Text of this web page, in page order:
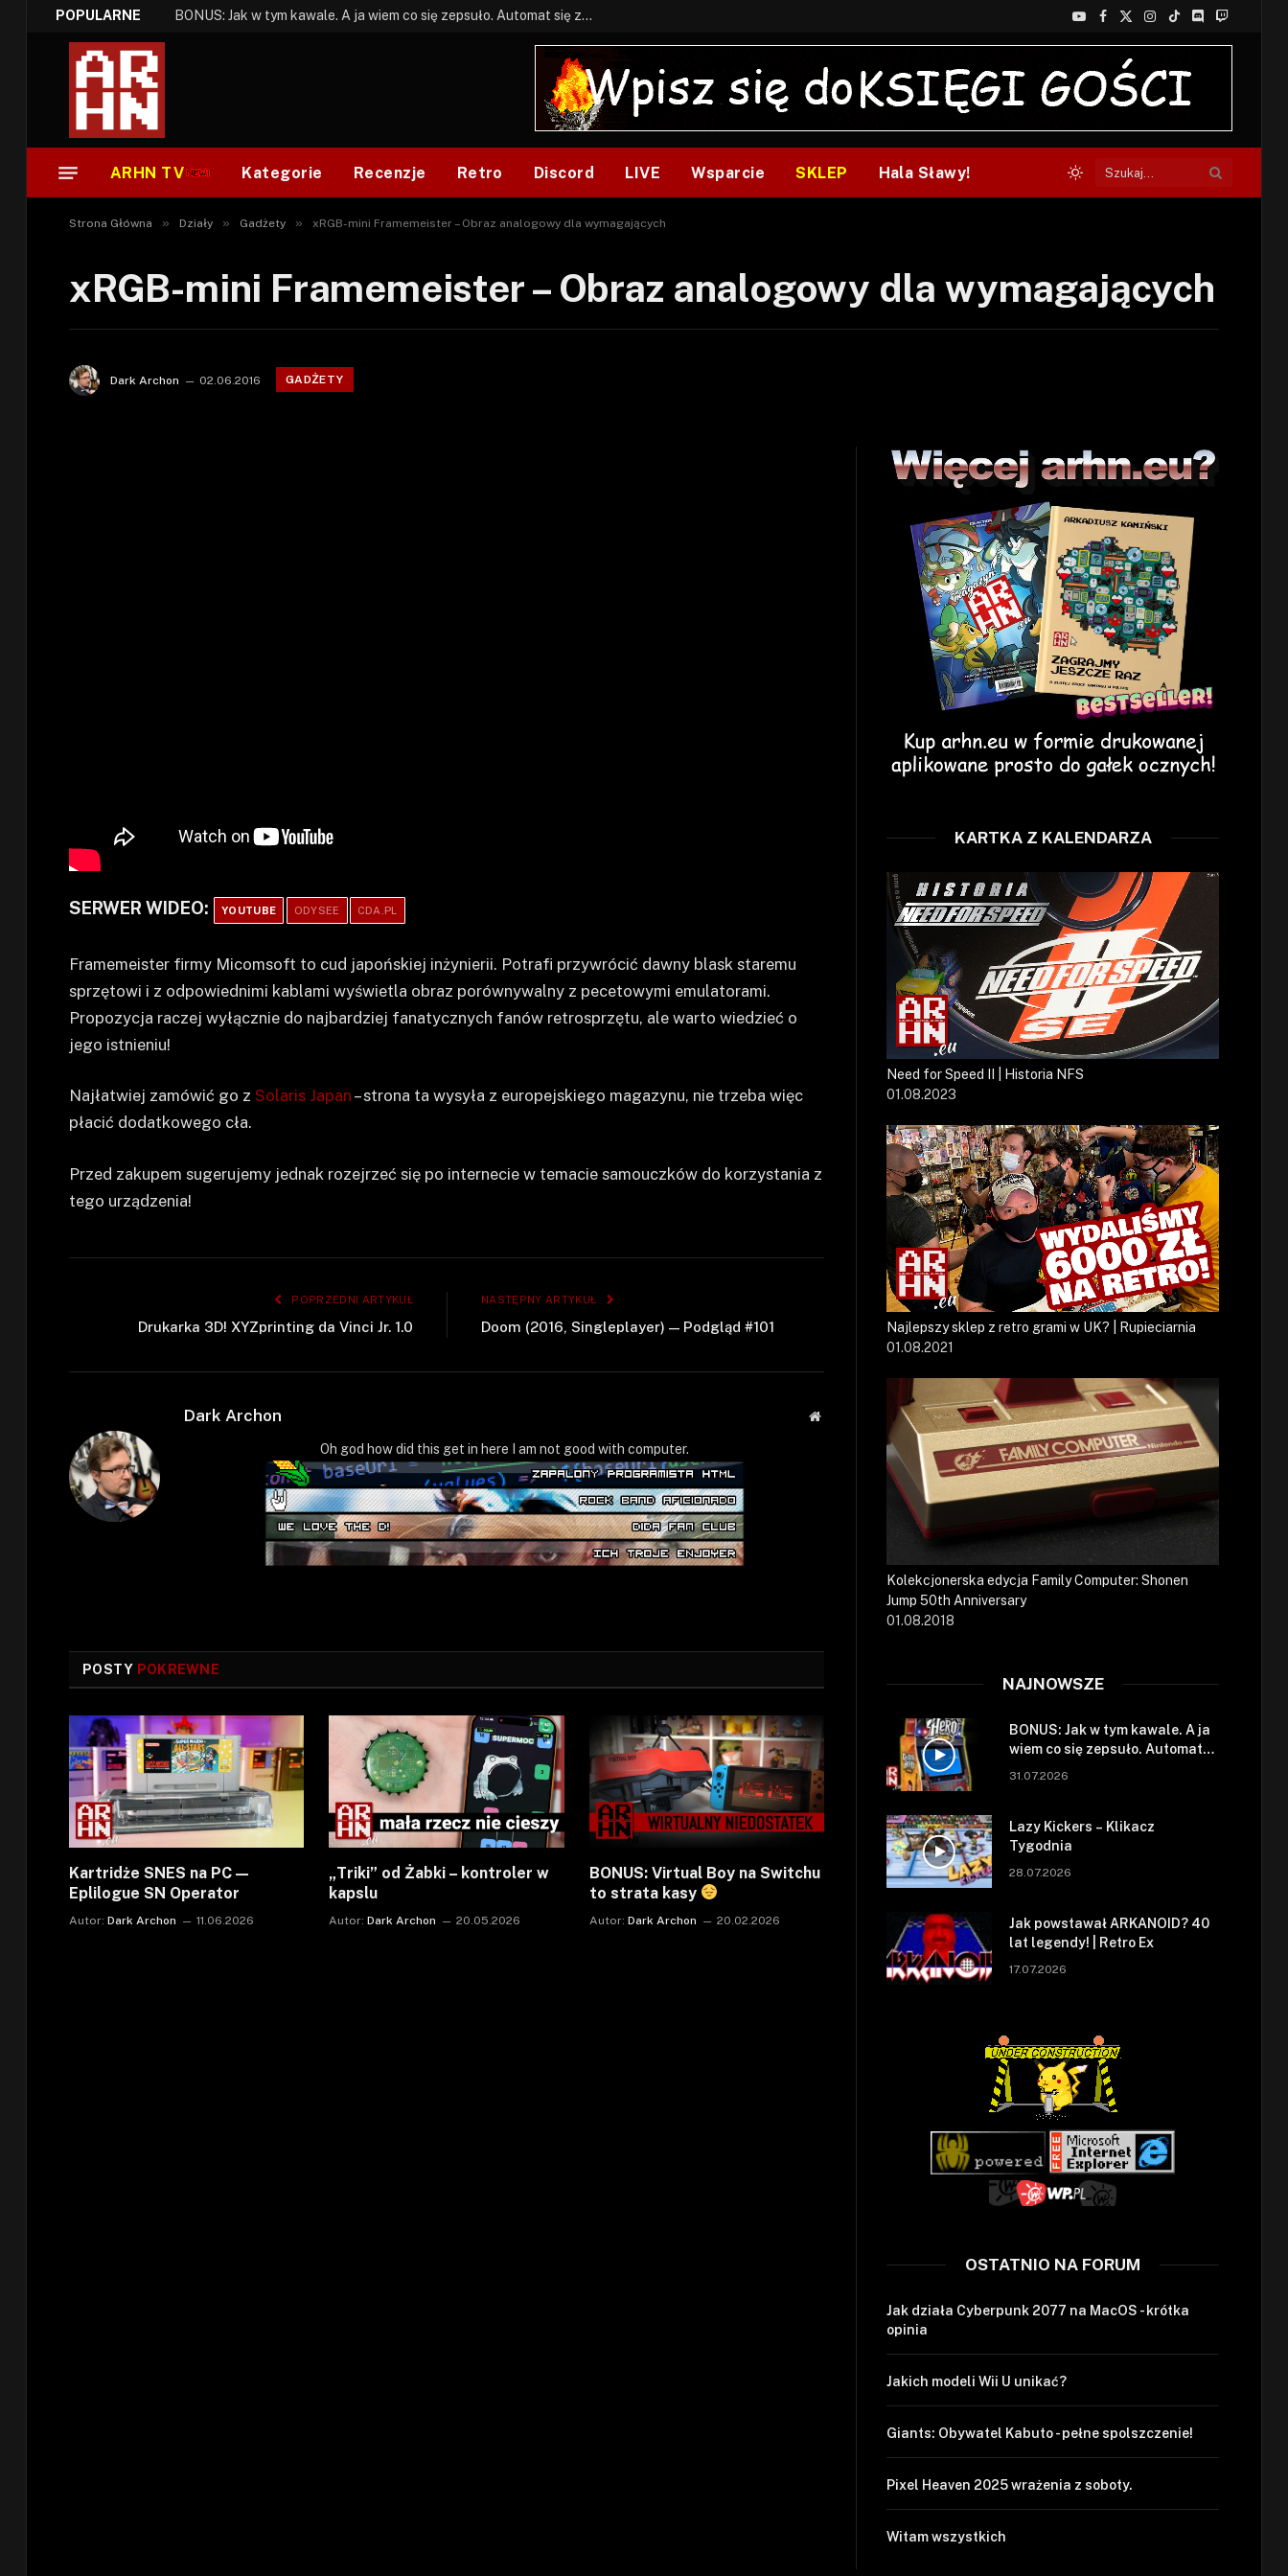
POPULARNE BONUS: Jak w tym kawale. A ja wiem co się zepsuło. Automat się zepsuł.
YouTube
Facebook
X
(Twitter)
Instagram
TikTokDiscordTwitch
ARHN TV Kategorie Recenzje Retro Discord LIVE Wsparcie SKLEP Hala Sławy!
Strona Główna » Działy » Gadżety » xRGB-mini Framemeister – Obraz analogowy dla wymagających
xRGB-mini Framemeister – Obraz analogowy dla wymagających
Dark Archon 02.06.2016 GADŻETY
SERWER WIDEO: YOUTUBE ODYSEE CDA.PL
Framemeister firmy Micomsoft to cud japońskiej inżynierii. Potrafi przywrócić dawny blask staremu
sprzętowi i z odpowiednimi kablami wyświetla obraz porównywalny z pecetowymi emulatorami.
Propozycja raczej wyłącznie do najbardziej fanatycznych fanów retrosprzętu, ale warto wiedzieć o
jego istnieniu!
Najłatwiej zamówić go z Solaris Japan – strona ta wysyła z europejskiego magazynu, nie trzeba więc
płacić dodatkowego cła.
Przed zakupem sugerujemy jednak rozejrzeć się po internecie w temacie samouczków do korzystania z
tego urządzenia!
POPRZEDNI ARTYKUŁ
Drukarka 3D! XYZprinting da Vinci Jr. 1.0
NASTĘPNY ARTYKUŁ
Doom (2016, Singleplayer) — Podgląd #101
Dark Archon
Strona
Oh god how did this get in here I am not good with computer.
POSTY POKREWNE
Kartridże SNES na PC —
Eplilogue SN Operator
Autor: Dark Archon 11.06.2026
„Triki” od Żabki – kontroler w
kapslu
Autor: Dark Archon 20.05.2026
BONUS: Virtual Boy na Switchu
to strata kasy
Autor: Dark Archon 20.02.2026
KARTKA Z KALENDARZA
Need for Speed II | Historia NFS
01.08.2023
Najlepszy sklep z retro grami w UK? | Rupieciarnia
01.08.2021
Kolekcjonerska edycja Family Computer: Shonen
Jump 50th Anniversary
01.08.2018
NAJNOWSZE
BONUS: Jak w tym kawale. A ja
wiem co się zepsuło. Automat
się zepsuł.
31.07.2026
Lazy Kickers – Klikacz
Tygodnia
28.07.2026
Jak powstawał ARKANOID? 40
lat legendy! | Retro Ex
17.07.2026
OSTATNIO NA FORUM
Jak działa Cyberpunk 2077 na MacOS - krótka
opinia
Jakich modeli Wii U unikać?
Giants: Obywatel Kabuto - pełne spolszczenie!
Pixel Heaven 2025 wrażenia z soboty.
Witam wszystkich